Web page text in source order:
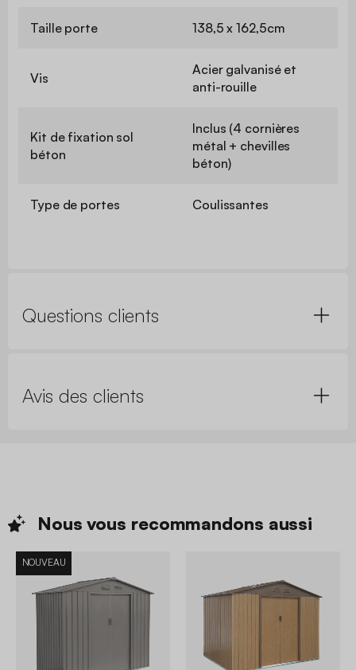
Taille porte 138,5 x 162,5cm
Vis
Acier galvanisé et
anti-rouille
Kit de fixation sol
béton
Inclus (4 cornières
métal + chevilles
béton)
Type de portes Coulissantes
Questions clients
Avis des clients
Nous vous recommandons aussi
NOUVEAU